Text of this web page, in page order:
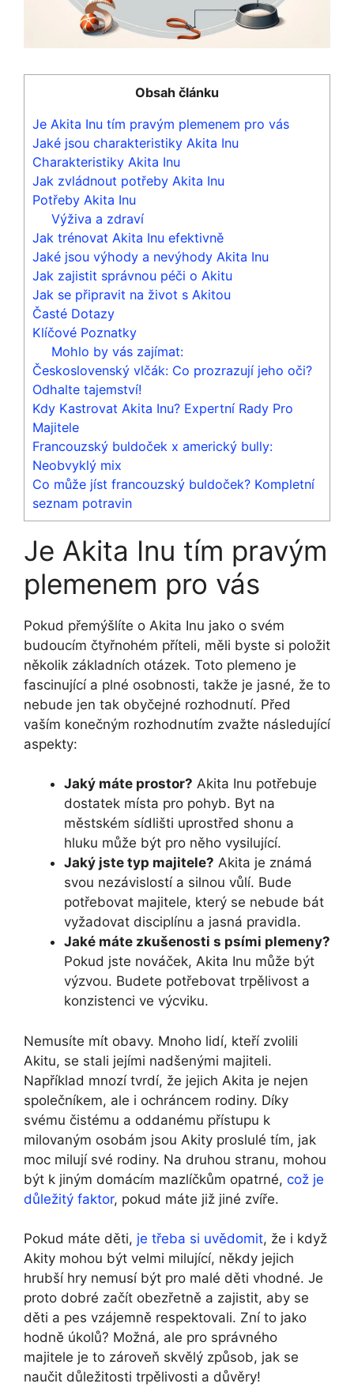
Obsah článku
Je Akita Inu tím pravým plemenem pro vás
Jaké jsou charakteristiky Akita Inu
Charakteristiky Akita Inu
Jak zvládnout potřeby Akita Inu
Potřeby Akita Inu
Výživa a zdraví
Jak trénovat Akita Inu efektivně
Jaké jsou výhody a nevýhody Akita Inu
Jak zajistit správnou péči o Akitu
Jak se připravit na život s Akitou
Časté Dotazy
Klíčové Poznatky
Mohlo by vás zajímat:
Československý vlčák: Co prozrazují jeho oči?
Odhalte tajemství!
Kdy Kastrovat Akita Inu? Expertní Rady Pro
Majitele
Francouzský buldoček x americký bully:
Neobvyklý mix
Co může jíst francouzský buldoček? Kompletní
seznam potravin
Je Akita Inu tím pravým
plemenem pro vás
Pokud přemýšlíte o Akita Inu jako o svém
budoucím čtyřnohém příteli, měli byste si položit
několik základních otázek. Toto plemeno je
fascinující a plné osobnosti, takže je jasné, že to
nebude jen tak obyčejné rozhodnutí. Před
vaším konečným rozhodnutím zvažte následující
aspekty:
Jaký máte prostor? Akita Inu potřebuje
dostatek místa pro pohyb. Byt na
městském sídlišti uprostřed shonu a
hluku může být pro něho vysilující.
Jaký jste typ majitele? Akita je známá
svou nezávislostí a silnou vůlí. Bude
potřebovat majitele, který se nebude bát
vyžadovat disciplínu a jasná pravidla.
Jaké máte zkušenosti s psími plemeny?
Pokud jste nováček, Akita Inu může být
výzvou. Budete potřebovat trpělivost a
konzistenci ve výcviku.
Nemusíte mít obavy. Mnoho lidí, kteří zvolili
Akitu, se stali jejími nadšenými majiteli.
Například mnozí tvrdí, že jejich Akita je nejen
společníkem, ale i ochráncem rodiny. Díky
svému čistému a oddanému přístupu k
milovaným osobám jsou Akity proslulé tím, jak
moc milují své rodiny. Na druhou stranu, mohou
být k jiným domácím mazlíčkům opatrné, což je
důležitý faktor, pokud máte již jiné zvíře.
Pokud máte děti, je třeba si uvědomit, že i když
Akity mohou být velmi milující, někdy jejich
hrubší hry nemusí být pro malé děti vhodné. Je
proto dobré začít obezřetně a zajistit, aby se
děti a pes vzájemně respektovali. Zní to jako
hodně úkolů? Možná, ale pro správného
majitele je to zároveň skvělý způsob, jak se
naučit důležitosti trpělivosti a důvěry!